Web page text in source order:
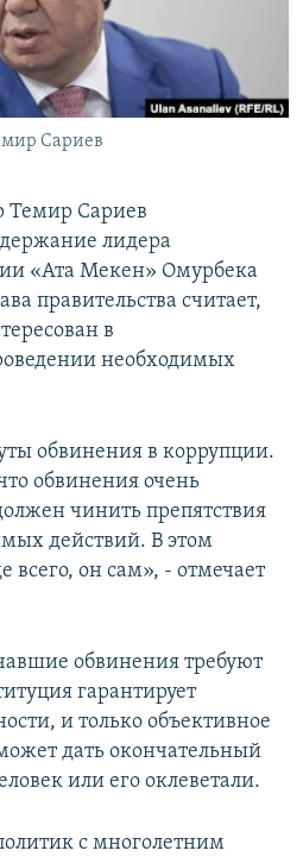
Сариев
Темир Сариев
лидера
«Ата Мекен» Омурбека
правительства считает,
в
необходимых
обвинения в коррупции.
обвинения очень
чинить препятствия
действий. В этом
всего, он сам», - отмечает
обвинения требуют
гарантирует
и только объективное
дать окончательный
или его оклеветали.
с многолетним